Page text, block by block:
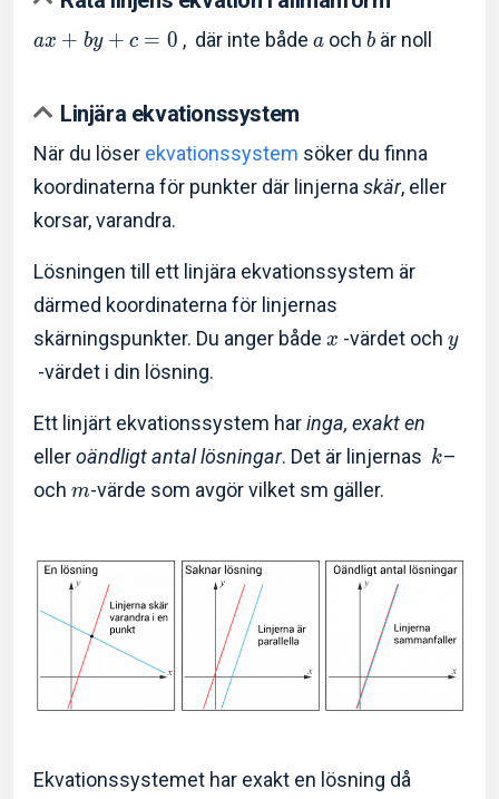
ax + by + c = 0 , där inte både aoch bär noll
Linjära ekvationssystem
När du löser ekvationssystem söker du finna
koordinaterna för punkter där linjerna skär, eller
korsar, varandra.
Lösningen till ett linjära ekvationssystem är
därmed koordinaterna för linjernas
skärningspunkter. Du anger både x -värdet och y
-värdet i din lösning.
Ett linjärt ekvationssystem haringa, exakt en
elleroändligt antal lösningar. Det är linjernas k–
och m-värde som avgör vilket sm gäller.
Ekvationssystemet har exakt en lösning då